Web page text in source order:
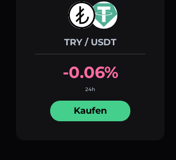
TRY / USDT
-0.06%
24h
Kaufen